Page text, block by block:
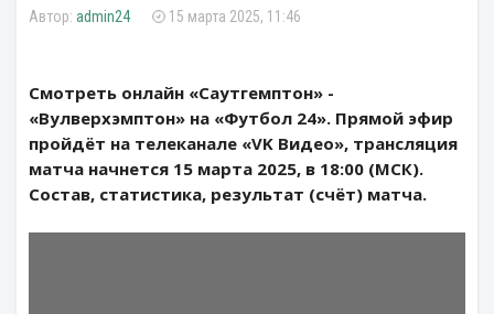
admin24 15 марта 2025, 11:46
Смотреть онлайн «Саутгемптон» -
«Вулверхэмптон» на «Футбол 24». Прямой эфир
пройдёт на телеканале «VK Видео», трансляция
матча начнется 15 марта 2025, в 18:00 (МСК).
Состав, статистика, результат (счёт) матча.